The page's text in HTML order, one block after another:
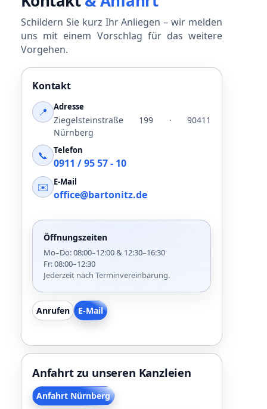
Schildern Sie kurz Ihr Anliegen – wir melden
uns mit einem Vorschlag für das weitere
Vorgehen.
Kontakt
📍
Adresse
Ziegelsteinstraße 199 · 90411
Nürnberg
📞 Telefon
0911 / 95 57 - 10
✉️
E-Mail
office@bartonitz.de
Öffnungszeiten
Mo–Do: 08:00–12:00 & 12:30–16:30
Fr: 08:00–12:30
Jederzeit nach Terminvereinbarung.
Anrufen E-Mail
Anfahrt zu unseren Kanzleien
Anfahrt Nürnberg